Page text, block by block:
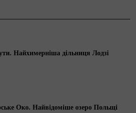
Кіноакадемії й Асоціації
імені Івана Миколайчука в галузі
Сфера інтересів: історія
кіно,
Найхимерніша дільниця Лодзі
Око. Найвідоміше озеро Польщі